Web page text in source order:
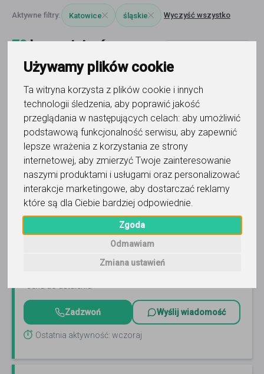
Używamy plików cookie
Ta witryna korzysta z plików cookie i innych
technologii śledzenia, aby poprawić jakość
przeglądania w następujących celach: aby umożliwić
podstawową funkcjonalność serwisu, aby zapewnić
lepsze wrażenia z korzystania ze strony
internetowej, aby zmierzyć Twoje zainteresowanie
naszymi produktami i usługami oraz personalizować
interakcje marketingowe, aby dostarczać reklamy
które są dla Ciebie bardziej odpowiednie.
Zgoda
Odmawiam
Zmiana ustawień
Katowice śląskie Wyczyść wszystko
72korepetytorów
Historia
historia
EDU-MAG Korepetycje i Usługi
Edytorskie
Zapisy na WAKACJE i rok szkolny 26/27 trwają! Firma
EDU-MAG zaprasza wszystkich chętnych na indywidualne
korepetycje z historii z egzaminatorami CKE w roku...
cena do ustalenia
Zadzwoń Wyślij wiadomość
Ostatnia aktywność: wczoraj